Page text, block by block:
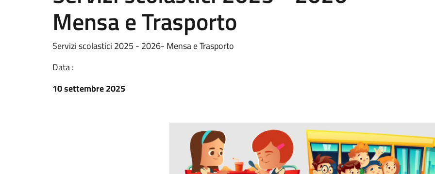
Mensa e Trasporto
Servizi scolastici 2025 - 2026- Mensa e Trasporto
Data :
10 settembre 2025